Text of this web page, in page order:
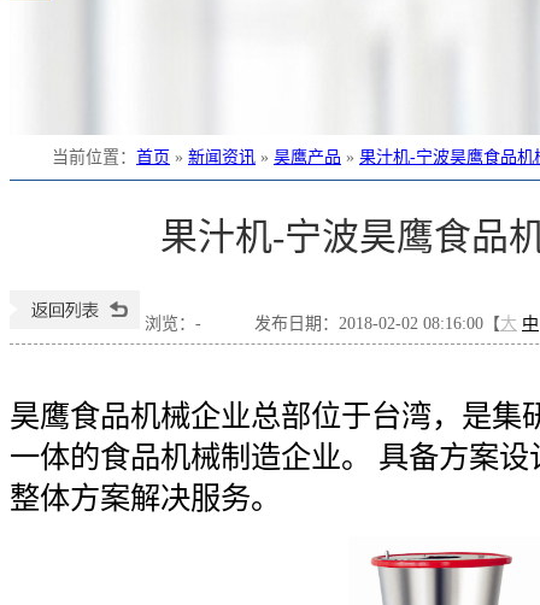
当前位置 ： 首页 » 新闻资讯 » 昊鹰产品 » 果汁机-宁波昊鹰食品机
果汁机-宁波昊鹰食品
浏览： - 发布日期：2018-02-02 08:16:00【大 中
昊鹰食品机械企业总部位于台湾，是集
一体的食品机械制造企业。 具备方案
整体方案解决服务。